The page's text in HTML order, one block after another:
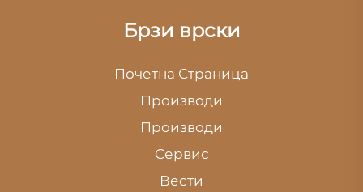
Брзи врски
Почетна Страница
Производи
Производи
Сервис
Вести